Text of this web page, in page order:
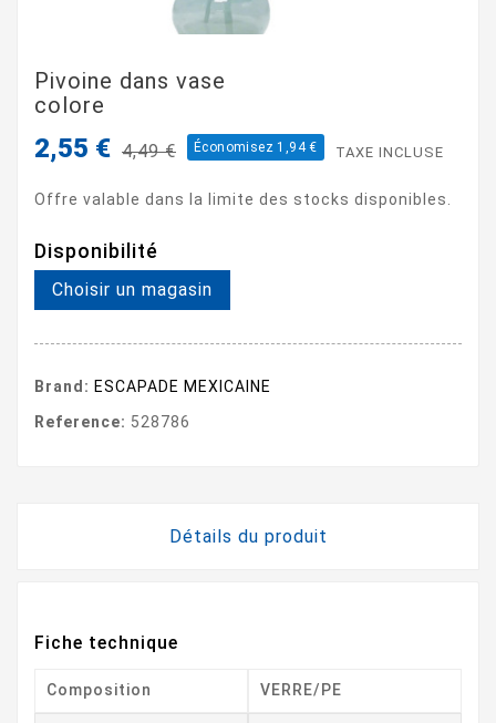
Pivoine dans vase
colore
2,55 € 4,49 € Économisez 1,94 € TAXE INCLUSE
Offre valable dans la limite des stocks disponibles.
Disponibilité
Choisir un magasin
Brand: ESCAPADE MEXICAINE
Reference: 528786
Détails du produit
Fiche technique
Composition VERRE/PE